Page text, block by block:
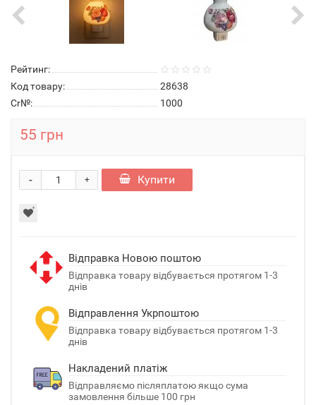
Рейтинг:
Код товару:
28638
Cr№:
1000
55 грн
+
- Купити
Відправка Новою поштою
Відправка товару відбувається протягом 1-3
днів
Відправлення Укрпоштою
Відправка товару відбувається протягом 1-3
днів
Накладений платіж
Відправляємо післяплатою якщо сума
замовлення більше 100 грн